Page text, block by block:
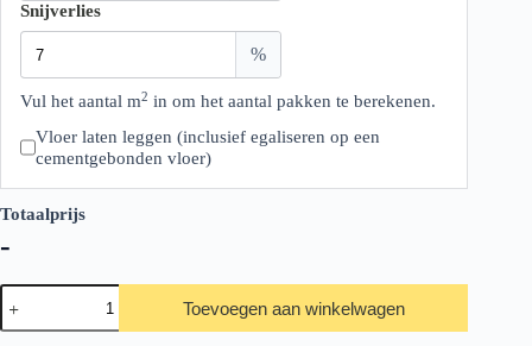
Snijverlies
%
Vul het aantal m2 in om het aantal pakken te berekenen.
Vloer laten leggen (inclusief egaliseren op een
cementgebonden vloer)
Totaalprijs
-
Belakos
Touchstone
20
Toevoegen aan winkelwagen